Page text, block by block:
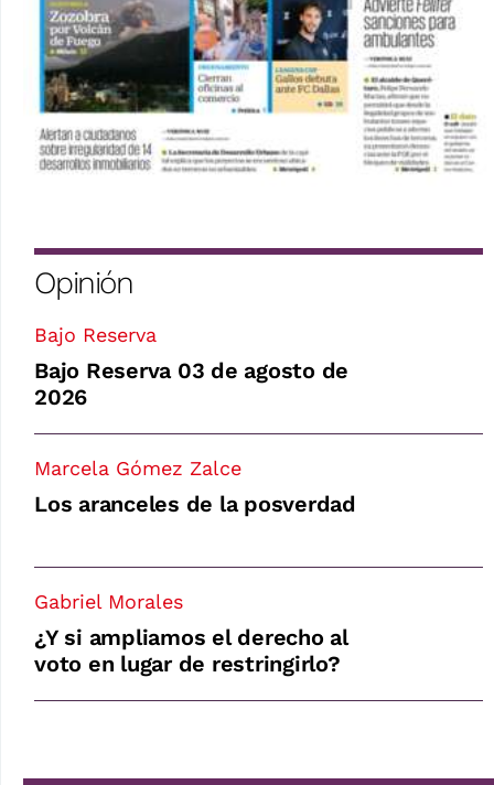
Opinión
Bajo Reserva
Bajo Reserva 03 de agosto de
2026
Marcela Gómez Zalce
Los aranceles de la posverdad
Gabriel Morales
¿Y si ampliamos el derecho al
voto en lugar de restringirlo?